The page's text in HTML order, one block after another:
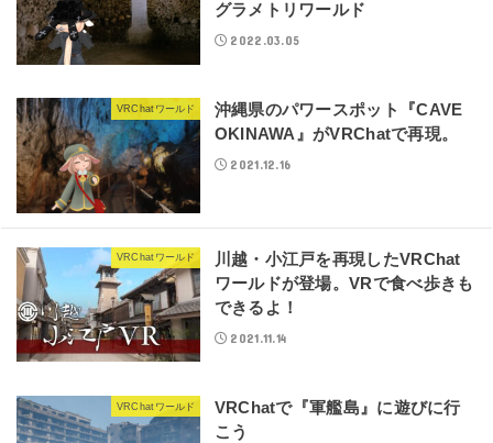
グラメトリワールド
2022.03.05
VRChatワールド
沖縄県のパワースポット『CAVE
OKINAWA』がVRChatで再現。
2021.12.16
VRChatワールド
川越・小江戸を再現したVRChat
ワールドが登場。VRで食べ歩きも
できるよ！
2021.11.14
VRChatワールド
VRChatで『軍艦島』に遊びに行
こう